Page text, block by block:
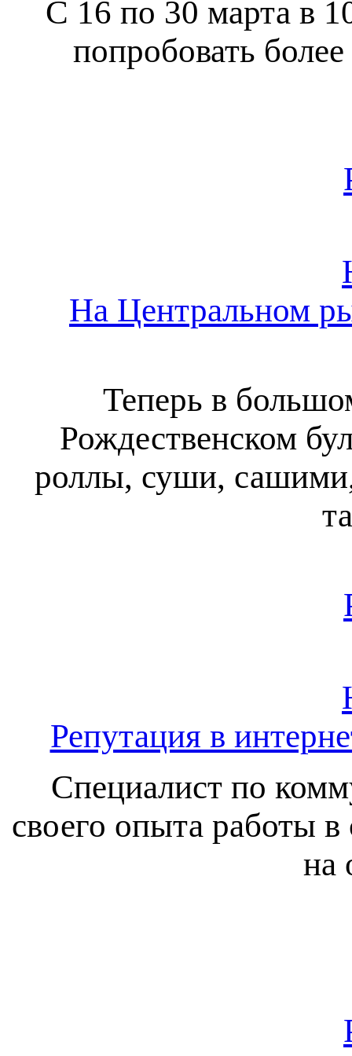
С 16 по 30 марта в
попробовать
На Центральном
Теперь в
Рождественском
роллы, суши,
Репутация в
Специалист по
своего опыта работы в
на